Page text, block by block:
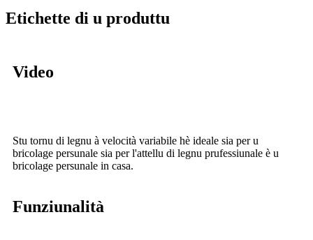
Etichette di u produttu
Video
Stu tornu di legnu à velocità variabile hè ideale sia per u
bricolage persunale sia per l'attellu di legnu prufessiunale è u
bricolage persunale in casa.
Funziunalità